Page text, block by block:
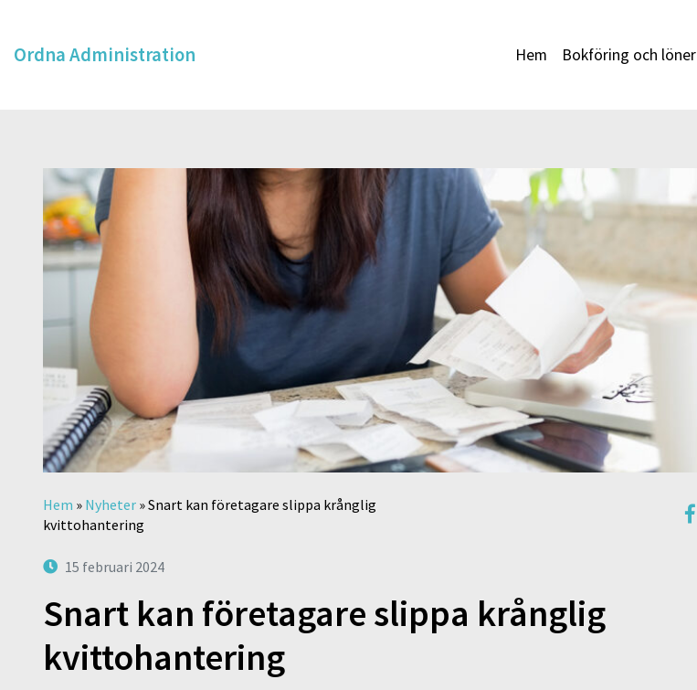
Ordna Administration Hem Bokföring och löner
Hem » Nyheter »Snart kan företagare slippa krånglig
kvittohantering
15 februari 2024
Snart kan företagare slippa krånglig
kvittohantering